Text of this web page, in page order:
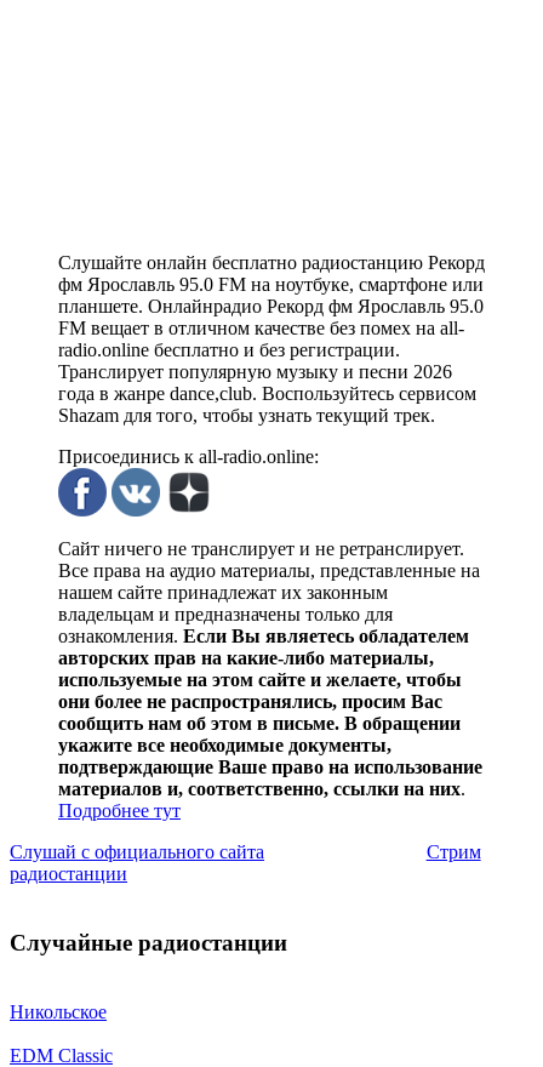
Слушайте онлайн бесплатно радиостанцию Рекорд
фм Ярославль 95.0 FM на ноутбуке, смартфоне или
планшете. Онлайнрадио Рекорд фм Ярославль 95.0
FM вещает в отличном качестве без помех на all-
radio.online бесплатно и без регистрации.
Транслирует популярную музыку и песни 2026
года в жанре dance,club. Воспользуйтесь сервисом
Shazam для того, чтобы узнать текущий трек.
Присоединись к all-radio.online:
Сайт ничего не транслирует и не ретранслирует.
Все права на аудио материалы, представленные на
нашем сайте принадлежат их законным
владельцам и предназначены только для
ознакомления. Если Вы являетесь обладателем
авторских прав на какие-либо материалы,
используемые на этом сайте и желаете, чтобы
они более не распространялись, просим Вас
сообщить нам об этом в письме. В обращении
укажите все необходимые документы,
подтверждающие Ваше право на использование
материалов и, соответственно, ссылки на них.
Подробнее тут
Слушай с официального сайта
Стрим
радиостанции
Случайные радиостанции
Никольское
EDM Classic